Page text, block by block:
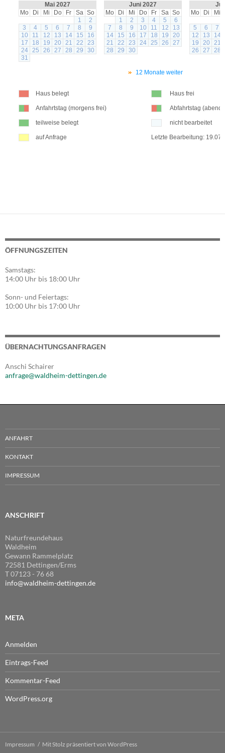
ÖFFNUNGSZEITEN
Samstags:
14:00 Uhr bis 18:00 Uhr
Sonn- und Feiertags:
10:00 Uhr bis 17:00 Uhr
ÜBERNACHTUNGSANFRAGEN
Anschi Schairer
anfrage@waldheim-dettingen.de
ANFAHRT
KONTAKT
IMPRESSUM
ANSCHRIFT
Naturfreundehaus
Waldheim
Gewann Rammelplatz
72581 Dettingen/Erms
T 07123 - 76 68
info@waldheim-dettingen.de
META
Anmelden
Eintrags-Feed
Kommentar-Feed
WordPress.org
Impressum Mit Stolz präsentiert von WordPress